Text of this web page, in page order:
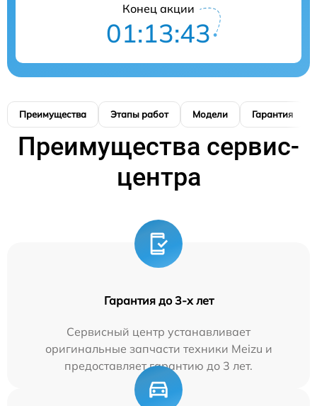
Конец акции
01:13:42
Преимущества Этапы работ Модели Гарантия
Преимущества сервис-
центра
Гарантия до 3-х лет
Сервисный центр устанавливает
оригинальные запчасти техники Meizu и
предоставляет гарантию до 3 лет.